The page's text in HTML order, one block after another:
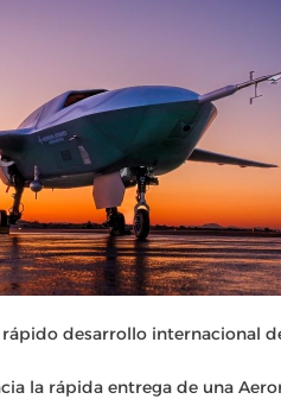
desarrollo internacional
la rápida entrega de una